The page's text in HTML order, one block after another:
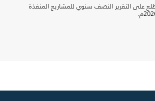
على التقرير النصف سنوي للمشاريع المنفذة